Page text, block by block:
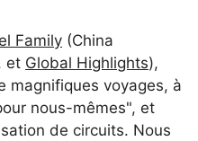
Family (China
et Global Highlights),
magnifiques voyages, à
nous-mêmes", et
de circuits. Nous